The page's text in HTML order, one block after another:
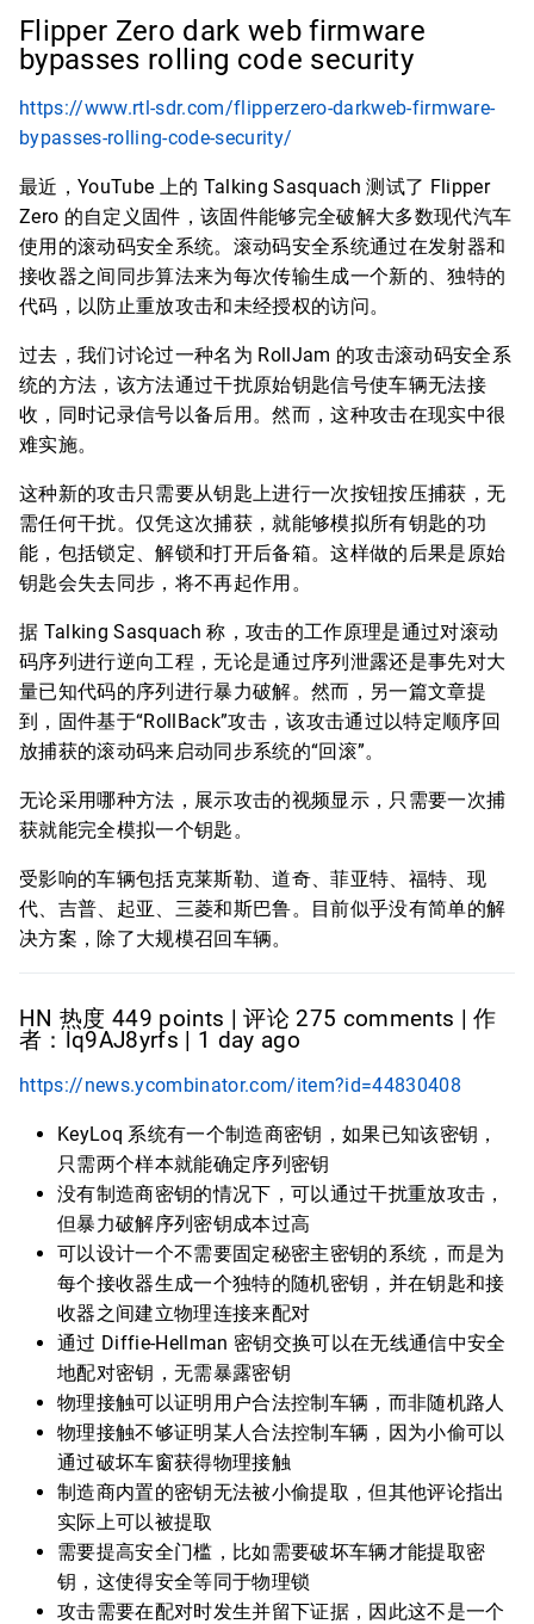
Flipper Zero dark web firmware
bypasses rolling code security
https://www.rtl-sdr.com/flipperzero-darkweb-firmware-
bypasses-rolling-code-security/
最近，YouTube 上的 Talking Sasquach 测试了 Flipper
Zero 的自定义固件，该固件能够完全破解大多数现代汽车
使用的滚动码安全系统。滚动码安全系统通过在发射器和
接收器之间同步算法来为每次传输生成一个新的、独特的
代码，以防止重放攻击和未经授权的访问。
过去，我们讨论过一种名为 RollJam 的攻击滚动码安全系
统的方法，该方法通过干扰原始钥匙信号使车辆无法接
收，同时记录信号以备后用。然而，这种攻击在现实中很
难实施。
这种新的攻击只需要从钥匙上进行一次按钮按压捕获，无
需任何干扰。仅凭这次捕获，就能够模拟所有钥匙的功
能，包括锁定、解锁和打开后备箱。这样做的后果是原始
钥匙会失去同步，将不再起作用。
据 Talking Sasquach 称，攻击的工作原理是通过对滚动
码序列进行逆向工程，无论是通过序列泄露还是事先对大
量已知代码的序列进行暴力破解。然而，另一篇文章提
到，固件基于“RollBack”攻击，该攻击通过以特定顺序回
放捕获的滚动码来启动同步系统的“回滚”。
无论采用哪种方法，展示攻击的视频显示，只需要一次捕
获就能完全模拟一个钥匙。
受影响的车辆包括克莱斯勒、道奇、菲亚特、福特、现
代、吉普、起亚、三菱和斯巴鲁。目前似乎没有简单的解
决方案，除了大规模召回车辆。
HN 热度 449 points | 评论 275 comments | 作
者：lq9AJ8yrfs | 1 day ago
https://news.ycombinator.com/item?id=44830408
KeyLoq 系统有一个制造商密钥，如果已知该密钥，
只需两个样本就能确定序列密钥
没有制造商密钥的情况下，可以通过干扰重放攻击，
但暴力破解序列密钥成本过高
可以设计一个不需要固定秘密主密钥的系统，而是为
每个接收器生成一个独特的随机密钥，并在钥匙和接
收器之间建立物理连接来配对
通过 Diffie-Hellman 密钥交换可以在无线通信中安全
地配对密钥，无需暴露密钥
物理接触可以证明用户合法控制车辆，而非随机路人
物理接触不够证明某人合法控制车辆，因为小偷可以
通过破坏车窗获得物理接触
制造商内置的密钥无法被小偷提取，但其他评论指出
实际上可以被提取
需要提高安全门槛，比如需要破坏车辆才能提取密
钥，这使得安全等同于物理锁
攻击需要在配对时发生并留下证据，因此这不是一个